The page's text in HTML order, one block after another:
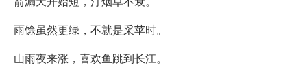
雨馀虽然更绿，不就是采苹时。
山雨夜来涨，喜欢鱼跳到长江。